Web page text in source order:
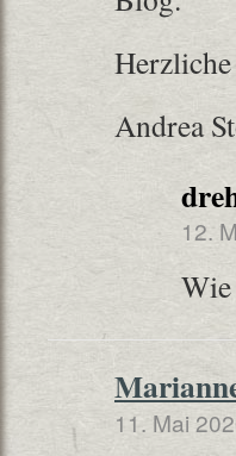
Andrea
12.
11. Mai